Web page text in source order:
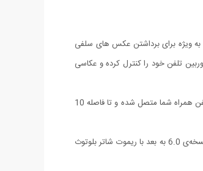
به ویژه برای برداشتن عکس‌ های سلفی
تلفن خود را کنترل کرده و عکاسی
این کنترل از راه دور بسیار سبک و کوچک بوده، می‌توانید آن را به جاکلیدی خود متصل کنید. وزن این کنترل‌کننده تنها 9 گرم است. این وسیله با فن‌آوری Bluetooth به تلفن همراه شما متصل شده و تا فاصله 10
بر روی آن سه دکمه‌ی خاموش/ روشن، تنظیم برای گوشی با سیستم‌عامل Android و گوشی با سیستم‌عامل iOS وجود دارد. سیستم های Android نسخه‌ی 4.2.2 و iOS نسخه‌ی 6.0 به بعد با ریموت شاتر بلوتوث